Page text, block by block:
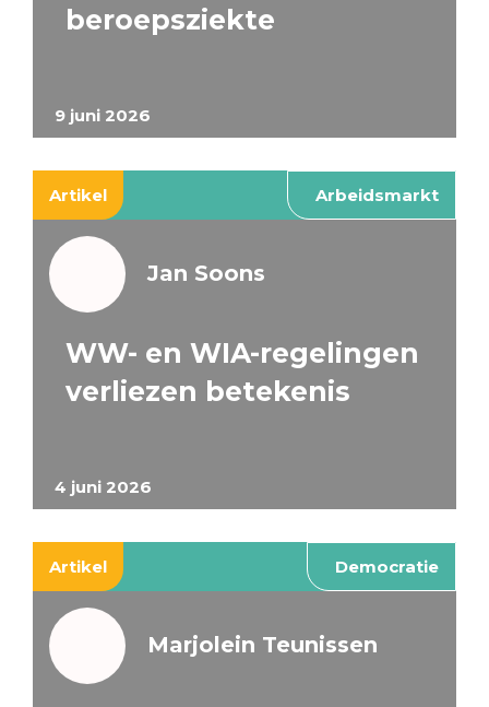
9 juni 2026
beroepsziekte
Artikel Arbeidsmarkt
4 juni 2026
Jan Soons
WW- en WIA-regelingen
verliezen betekenis
Artikel Democratie
Marjolein Teunissen